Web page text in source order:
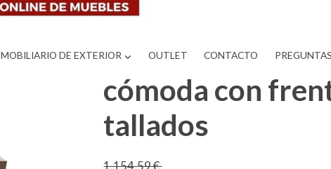
MOBILIARIO DE EXTERIOR OUTLET CONTACTO
cómoda con
tallados
1.154,59 €